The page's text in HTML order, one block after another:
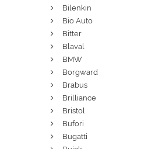
Bilenkin
Bio Auto
Bitter
Blaval
BMW
Borgward
Brabus
Brilliance
Bristol
Bufori
Bugatti